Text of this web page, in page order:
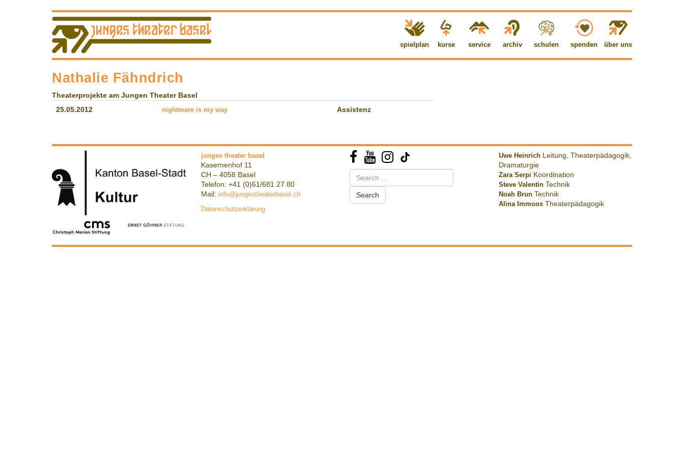
spielplan kurse service archiv schulen spenden über uns
Nathalie Fähndrich
Theaterprojekte am Jungen Theater Basel
25.05.2012 nightmare is my way Assistenz
junges theater basel
Kasernenhof 11
CH – 4058 Basel
Telefon: +41 (0)61/681 27 80
Mail: info@jungestheaterbasel.ch
Datenschutzerklärung
Search
for:
Uwe Heinrich Leitung, Theaterpädagogik,
Dramaturgie
Zara Serpi Koordination
Steve Valentin Technik
Noah Brun Technik
Alina Immoos Theaterpädagogik